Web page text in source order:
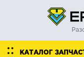
КАТАЛОГ